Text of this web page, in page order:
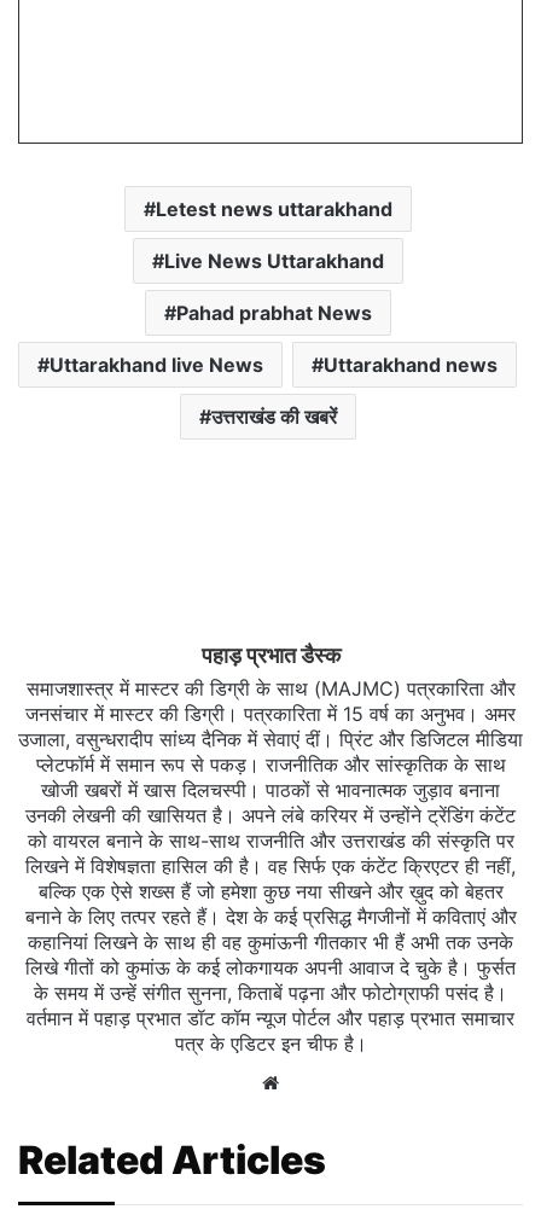
Letest news uttarakhand
Live News Uttarakhand
Pahad prabhat News
Uttarakhand live News Uttarakhand news
उत्तराखंड की खबरें
पहाड़ प्रभात डैस्क
समाजशास्त्र में मास्टर की डिग्री के साथ (MAJMC) पत्रकारिता और
जनसंचार में मास्टर की डिग्री। पत्रकारिता में 15 वर्ष का अनुभव। अमर
उजाला, वसुन्धरादीप सांध्य दैनिक में सेवाएं दीं। प्रिंट और डिजिटल मीडिया
प्लेटफॉर्म में समान रूप से पकड़। राजनीतिक और सांस्कृतिक के साथ
खोजी खबरों में खास दिलचस्‍पी। पाठकों से भावनात्मक जुड़ाव बनाना
उनकी लेखनी की खासियत है। अपने लंबे करियर में उन्होंने ट्रेंडिंग कंटेंट
को वायरल बनाने के साथ-साथ राजनीति और उत्तराखंड की संस्कृति पर
लिखने में विशेषज्ञता हासिल की है। वह सिर्फ एक कंटेंट क्रिएटर ही नहीं,
बल्कि एक ऐसे शख्स हैं जो हमेशा कुछ नया सीखने और ख़ुद को बेहतर
बनाने के लिए तत्पर रहते हैं। देश के कई प्रसिद्ध मैगजीनों में कविताएं और
कहानियां लिखने के साथ ही वह कुमांऊनी गीतकार भी हैं अभी तक उनके
लिखे गीतों को कुमांऊ के कई लोकगायक अपनी आवाज दे चुके है। फुर्सत
के समय में उन्हें संगीत सुनना, किताबें पढ़ना और फोटोग्राफी पसंद है।
वर्तमान में पहाड़ प्रभात डॉट कॉम न्यूज पोर्टल और पहाड़ प्रभात समाचार
पत्र के एडिटर इन चीफ है।
Website
Related Articles